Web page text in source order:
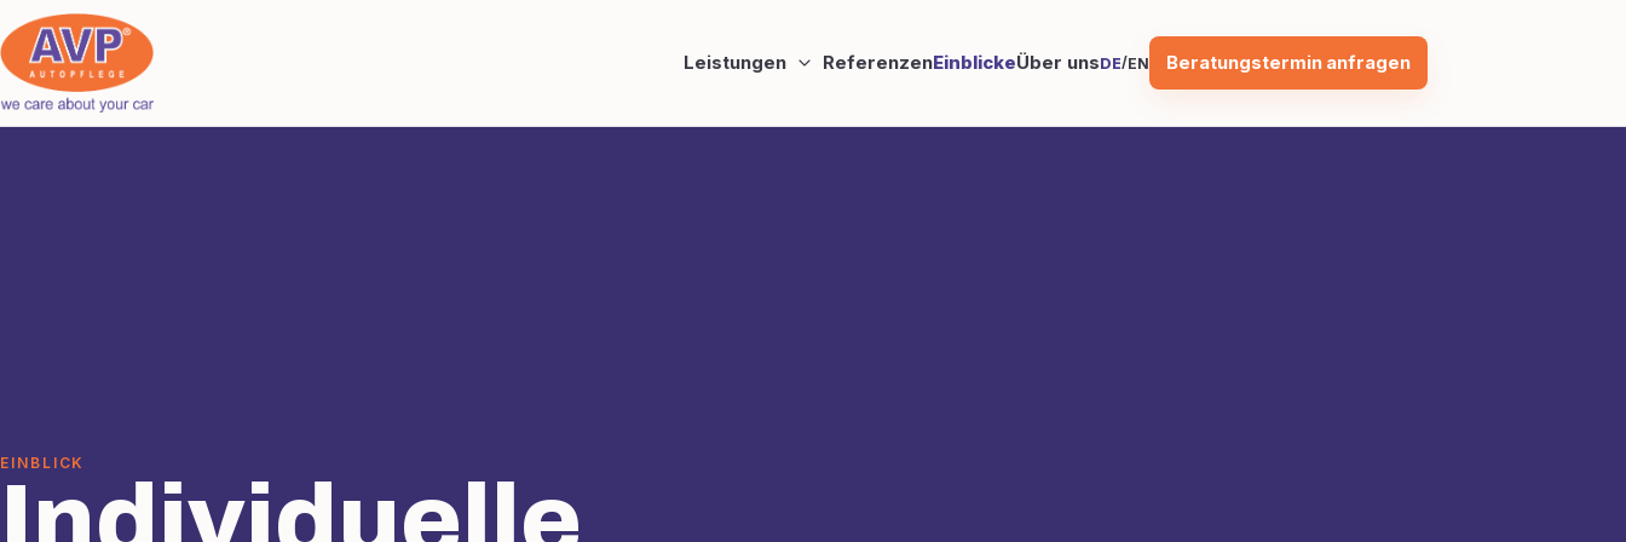
Leistungen ReferenzenEinblickeÜber unsDE/EN Beratungstermin anfragen
EINBLICK
Individuelle